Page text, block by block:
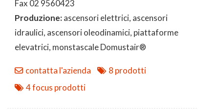
Fax 02 9560423
Produzione:ascensori elettrici, ascensori
idraulici, ascensori oleodinamici, piattaforme
elevatrici, monstascale Domustair®
contatta l'azienda
8 prodotti
4 focus prodotti